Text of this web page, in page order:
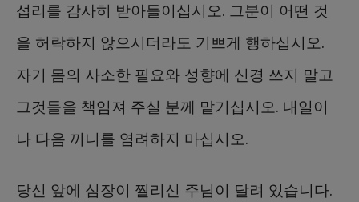
섭리를 감사히 받아들이십시오. 그분이 어떤 것
을 허락하지 않으시더라도 기쁘게 행하십시오.
자기 몸의 사소한 필요와 성향에 신경 쓰지 말고
그것들을 책임져 주실 분께 맡기십시오. 내일이
나 다음 끼니를 염려하지 마십시오.
당신 앞에 심장이 찔리신 주님이 달려 있습니다.